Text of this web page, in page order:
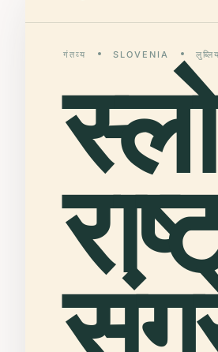
गंतव्य SLOVENIA
स्लो